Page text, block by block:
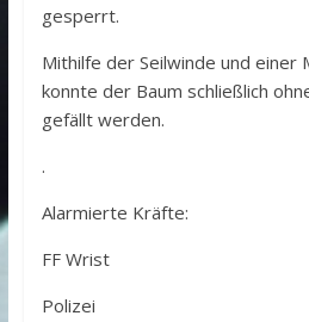
gesperrt.
Mithilfe der Seilwinde und
konnte der Baum schließlich
gefällt werden.
.
Alarmierte Kräfte:
FF Wrist
Polizei